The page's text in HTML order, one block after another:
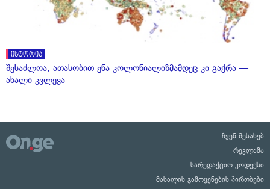
ისტორია
შესაძლოა, ათასობით ენა კოლონიალიზმამდეც კი გაქრა —
ახალი კვლევა
ჩვენ შესახებ
რეკლამა
სარედაქციო კოდექსი
მასალის გამოყენების პირობები